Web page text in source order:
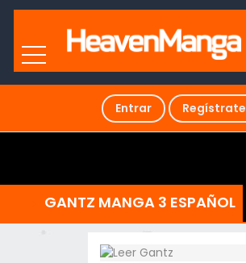
Entrar Regístrate
GANTZ MANGA 3 ESPAÑOL